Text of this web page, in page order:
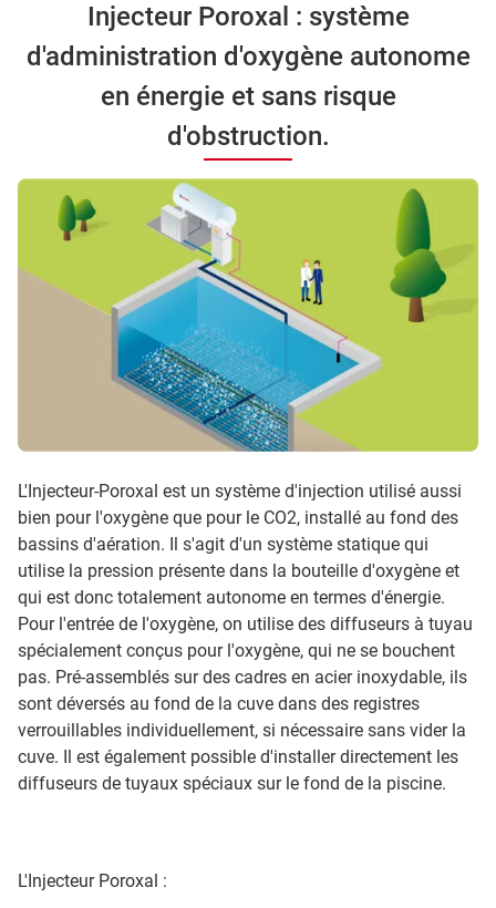
Injecteur Poroxal : système
d'administration d'oxygène autonome
en énergie et sans risque
d'obstruction.
L'Injecteur-Poroxal est un système d'injection utilisé aussi
bien pour l'oxygène que pour le CO2, installé au fond des
bassins d'aération. Il s'agit d'un système statique qui
utilise la pression présente dans la bouteille d'oxygène et
qui est donc totalement autonome en termes d'énergie.
Pour l'entrée de l'oxygène, on utilise des diffuseurs à tuyau
spécialement conçus pour l'oxygène, qui ne se bouchent
pas. Pré-assemblés sur des cadres en acier inoxydable, ils
sont déversés au fond de la cuve dans des registres
verrouillables individuellement, si nécessaire sans vider la
cuve. Il est également possible d'installer directement les
diffuseurs de tuyaux spéciaux sur le fond de la piscine.
L'Injecteur Poroxal :